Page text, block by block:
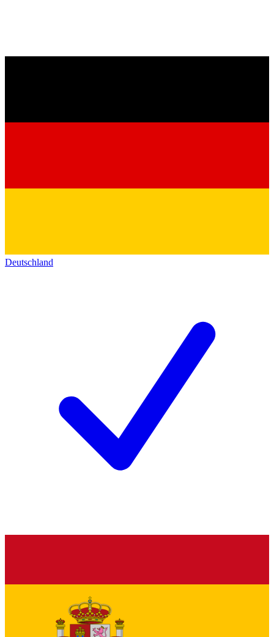
Deutschland